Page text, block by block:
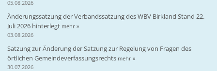
05.08.2026
Änderungssatzung der Verbandssatzung des WBV Birkland Stand 22.
Juli 2026 hinterlegt mehr »
03.08.2026
Satzung zur Änderung der Satzung zur Regelung von Fragen des
örtlichen Gemeindeverfassungsrechts mehr »
30.07.2026